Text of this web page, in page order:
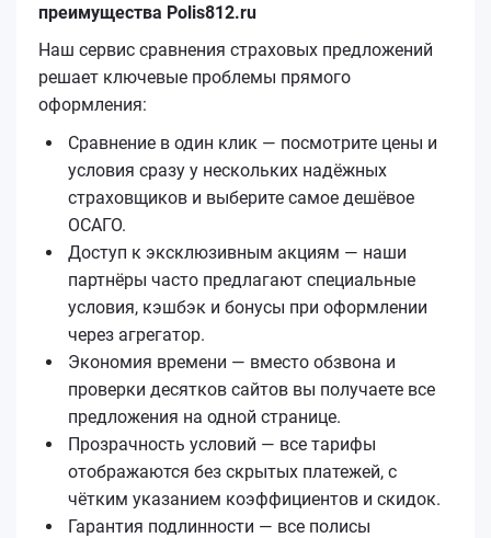
преимущества Polis812.ru
Наш сервис сравнения страховых предложений
решает ключевые проблемы прямого
оформления:
Сравнение в один клик — посмотрите цены и
условия сразу у нескольких надёжных
страховщиков и выберите самое дешёвое
ОСАГО.
Доступ к эксклюзивным акциям — наши
партнёры часто предлагают специальные
условия, кэшбэк и бонусы при оформлении
через агрегатор.
Экономия времени — вместо обзвона и
проверки десятков сайтов вы получаете все
предложения на одной странице.
Прозрачность условий — все тарифы
отображаются без скрытых платежей, с
чётким указанием коэффициентов и скидок.
Гарантия подлинности — все полисы